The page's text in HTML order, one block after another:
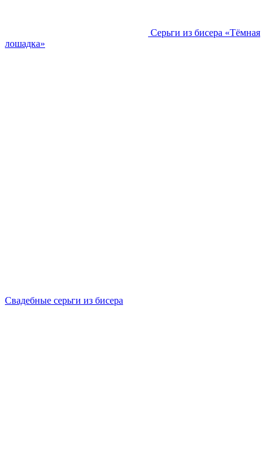
Серьги из бисера «Тёмная
лошадка»
Свадебные серьги из бисера